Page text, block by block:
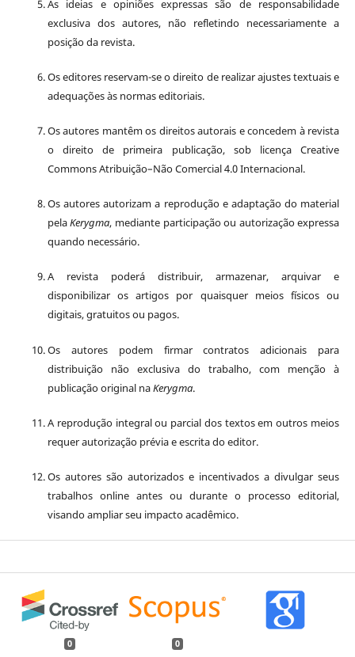
As ideias e opiniões expressas são de responsabilidade
exclusiva dos autores, não refletindo necessariamente a
posição da revista.
Os editores reservam-se o direito de realizar ajustes textuais e
adequações às normas editoriais.
Os autores mantêm os direitos autorais e concedem à revista
o direito de primeira publicação, sob licença Creative
Commons Atribuição–Não Comercial 4.0 Internacional.
Os autores autorizam a reprodução e adaptação do material
pelaKerygma, mediante participação ou autorização expressa
quando necessário.
A revista poderá distribuir, armazenar, arquivar e
disponibilizar os artigos por quaisquer meios físicos ou
digitais, gratuitos ou pagos.
Os autores podem firmar contratos adicionais para
distribuição não exclusiva do trabalho, com menção à
publicação original naKerygma.
A reprodução integral ou parcial dos textos em outros meios
requer autorização prévia e escrita do editor.
Os autores são autorizados e incentivados a divulgar seus
trabalhos online antes ou durante o processo editorial,
visando ampliar seu impacto acadêmico.
0 0